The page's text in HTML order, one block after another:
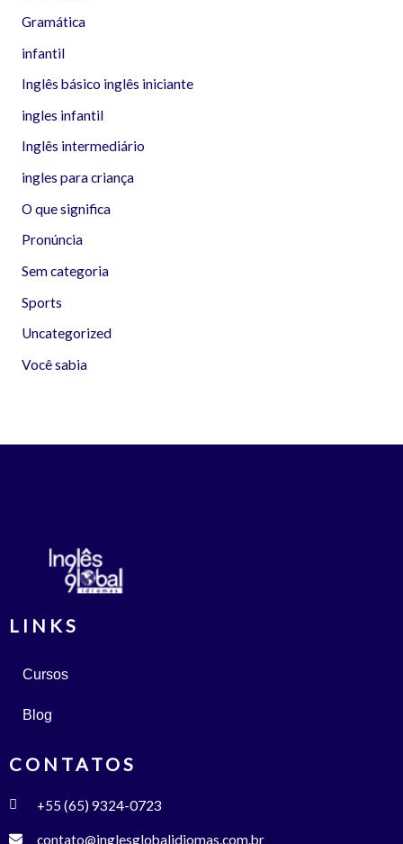
Gramática
infantil
Inglês básico inglês iniciante
ingles infantil
Inglês intermediário
ingles para criança
O que significa
Pronúncia
Sem categoria
Sports
Uncategorized
Você sabia
LINKS
Cursos
Blog
CONTATOS
+55 (65) 9324-0723
contato@inglesglobalidiomas.com.br